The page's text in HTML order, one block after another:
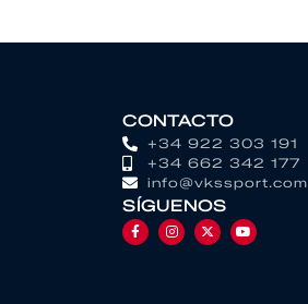
CONTACTO
+34 922 303 191
+34 662 342 177
info@vkssport.com
SÍGUENOS